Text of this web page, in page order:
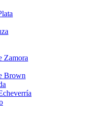
Zamora
Brown